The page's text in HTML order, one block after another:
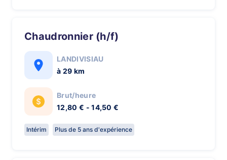
Chaudronnier (h/f)
LANDIVISIAU
à 29 km
Brut/heure
12,80 € - 14,50 €
Intérim Plus de 5 ans d'expérience